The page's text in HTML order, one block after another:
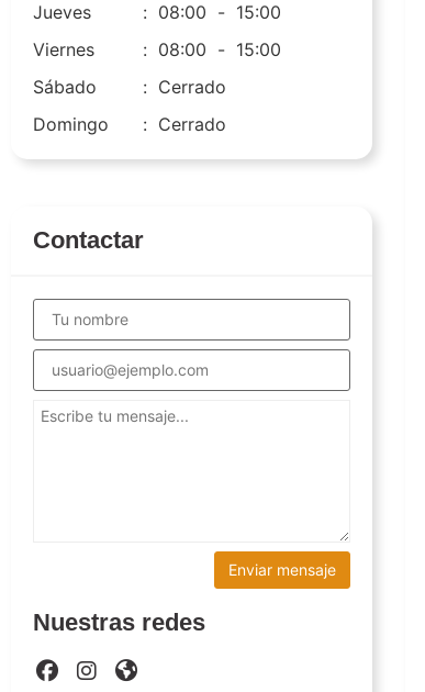
Jueves
: 08:00 - 15:00
Viernes
: 08:00 - 15:00
Sábado
: Cerrado
Domingo
: Cerrado
Contactar
Nuestras redes